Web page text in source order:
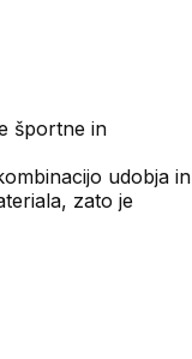
športne in
udobja in
zato je